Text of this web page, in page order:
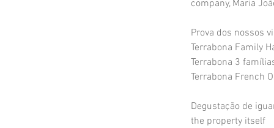
company, Maria
Prova dos nossos
Terrabona Family
Terrabona 3
Terrabona French
Degustação de
the property itself